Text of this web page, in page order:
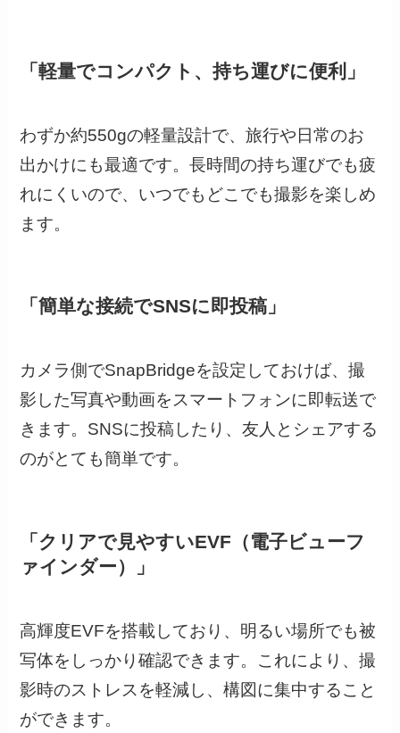
「軽量でコンパクト、持ち運びに便利」
わずか約550gの軽量設計で、旅行や日常のお
出かけにも最適です。長時間の持ち運びでも疲
れにくいので、いつでもどこでも撮影を楽しめ
ます。
「簡単な接続でSNSに即投稿」
カメラ側でSnapBridgeを設定しておけば、撮
影した写真や動画をスマートフォンに即転送で
きます。SNSに投稿したり、友人とシェアする
のがとても簡単です。
「クリアで見やすいEVF（電子ビューフ
ァインダー）」
高輝度EVFを搭載しており、明るい場所でも被
写体をしっかり確認できます。これにより、撮
影時のストレスを軽減し、構図に集中すること
ができます。